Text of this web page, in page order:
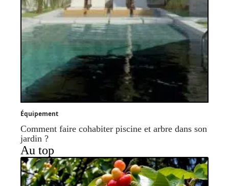
Équipement
Comment faire cohabiter piscine et arbre dans son
jardin ?
Au top